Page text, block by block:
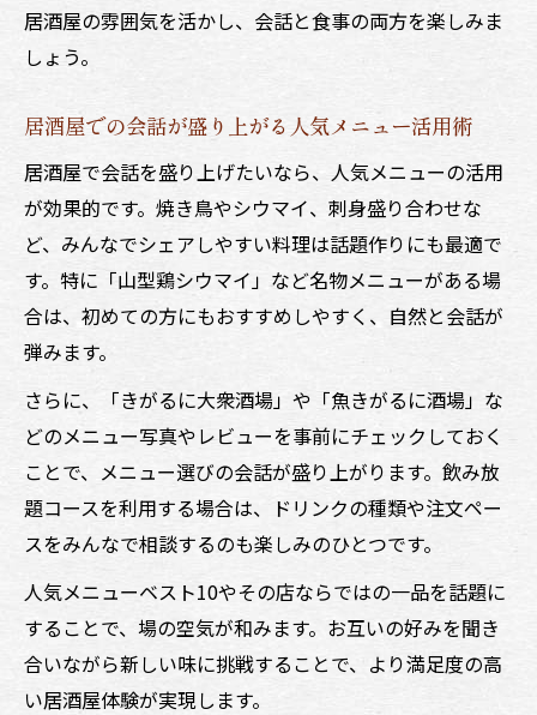
居酒屋の雰囲気を活かし、会話と食事の両方を楽しみま
しょう。
居酒屋での会話が盛り上がる人気メニュー活用術
居酒屋で会話を盛り上げたいなら、人気メニューの活用
が効果的です。焼き鳥やシウマイ、刺身盛り合わせな
ど、みんなでシェアしやすい料理は話題作りにも最適で
す。特に「山型鶏シウマイ」など名物メニューがある場
合は、初めての方にもおすすめしやすく、自然と会話が
弾みます。
さらに、「きがるに大衆酒場」や「魚きがるに酒場」な
どのメニュー写真やレビューを事前にチェックしておく
ことで、メニュー選びの会話が盛り上がります。飲み放
題コースを利用する場合は、ドリンクの種類や注文ペー
スをみんなで相談するのも楽しみのひとつです。
人気メニューベスト10やその店ならではの一品を話題に
することで、場の空気が和みます。お互いの好みを聞き
合いながら新しい味に挑戦することで、より満足度の高
い居酒屋体験が実現します。